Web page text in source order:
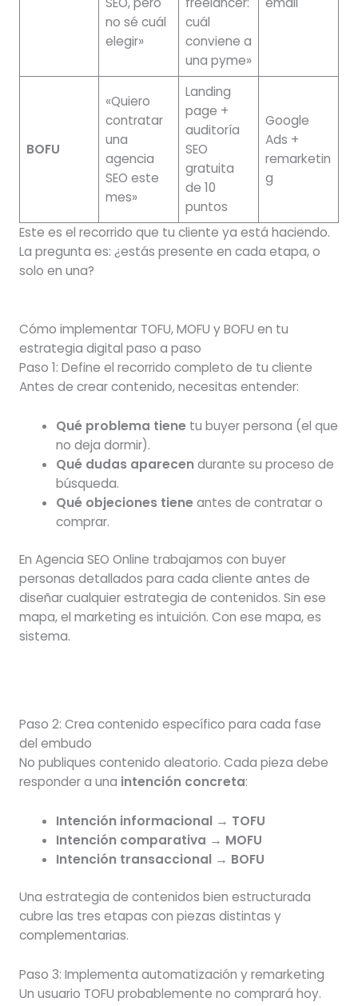
no sé cuál
elegir»
cuál
conviene a
una pyme»
BOFU
«Quiero
contratar
una
agencia
SEO este
mes»
Landing
page +
auditoría
SEO
gratuita
de 10
puntos
Google
Ads +
remarketin
g
Este es el recorrido que tu cliente ya está haciendo.
La pregunta es: ¿estás presente en cada etapa, o
solo en una?
Cómo implementar TOFU, MOFU y BOFU en tu
estrategia digital paso a paso
Paso 1: Define el recorrido completo de tu cliente
Antes de crear contenido, necesitas entender:
Qué problema tiene tu buyer persona (el que
no deja dormir).
Qué dudas aparecendurante su proceso de
búsqueda.
Qué objeciones tieneantes de contratar o
comprar.
En Agencia SEO Online trabajamos con buyer
personas detallados para cada cliente antes de
diseñar cualquier estrategia de contenidos. Sin ese
mapa, el marketing es intuición. Con ese mapa, es
sistema.
Paso 2: Crea contenido específico para cada fase
del embudo
No publiques contenido aleatorio. Cada pieza debe
responder a una intención concreta:
Intención informacional → TOFU
Intención comparativa → MOFU
Intención transaccional → BOFU
Una estrategia de contenidos bien estructurada
cubre las tres etapas con piezas distintas y
complementarias.
Paso 3: Implementa automatización y remarketing
Un usuario TOFU probablemente no comprará hoy.